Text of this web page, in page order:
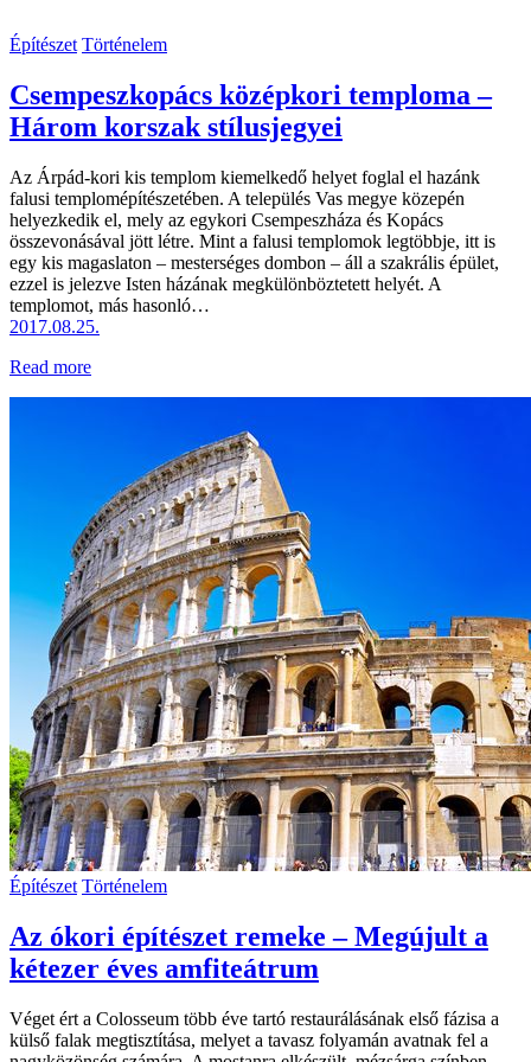
Építészet Történelem
Csempeszkopács középkori temploma –
Három korszak stílusjegyei
Az Árpád-kori kis templom kiemelkedő helyet foglal el hazánk
falusi templomépítészetében. A település Vas megye közepén
helyezkedik el, mely az egykori Csempeszháza és Kopács
összevonásával jött létre. Mint a falusi templomok legtöbbje, itt is
egy kis magaslaton – mesterséges dombon – áll a szakrális épület,
ezzel is jelezve Isten házának megkülönböztetett helyét. A
templomot, más hasonló…
2017.08.25.
Read more
Építészet Történelem
Az ókori építészet remeke – Megújult a
kétezer éves amfiteátrum
Véget ért a Colosseum több éve tartó restaurálásának első fázisa a
külső falak megtisztítása, melyet a tavasz folyamán avatnak fel a